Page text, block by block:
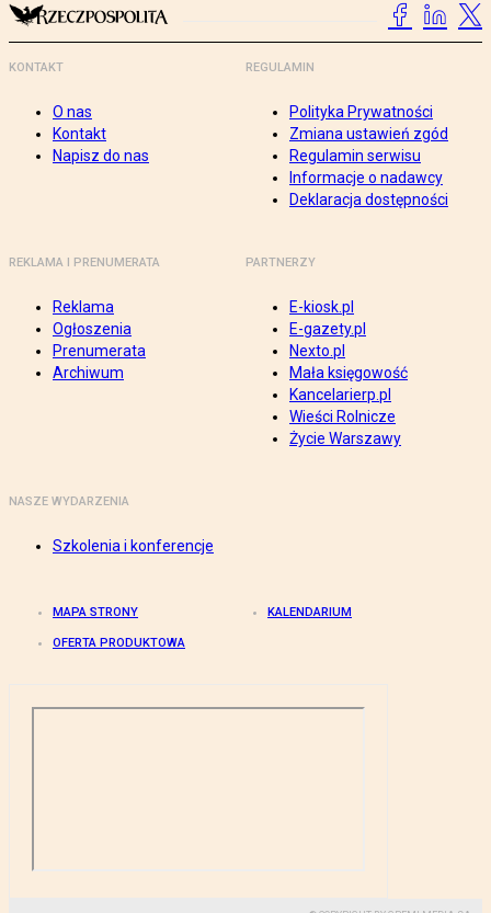
KONTAKT
O nas
Kontakt
Napisz do nas
REGULAMIN
Polityka Prywatności
Zmiana ustawień zgód
Regulamin serwisu
Informacje o nadawcy
Deklaracja dostępności
REKLAMA I PRENUMERATA
Reklama
Ogłoszenia
Prenumerata
Archiwum
PARTNERZY
E-kiosk.pl
E-gazety.pl
Nexto.pl
Mała księgowość
Kancelarierp.pl
Wieści Rolnicze
Życie Warszawy
NASZE WYDARZENIA
Szkolenia i konferencje
MAPA STRONY KALENDARIUM
OFERTA PRODUKTOWA